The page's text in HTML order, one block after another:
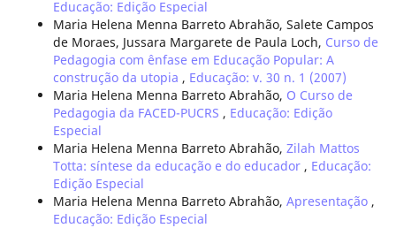
Educação: Edição Especial
Maria Helena Menna Barreto Abrahão, Salete Campos
de Moraes, Jussara Margarete de Paula Loch, Curso de
Pedagogia com ênfase em Educação Popular: A
construção da utopia , Educação: v. 30 n. 1 (2007)
Maria Helena Menna Barreto Abrahão, O Curso de
Pedagogia da FACED-PUCRS , Educação: Edição
Especial
Maria Helena Menna Barreto Abrahão, Zilah Mattos
Totta: síntese da educação e do educador , Educação:
Edição Especial
Maria Helena Menna Barreto Abrahão, Apresentação ,
Educação: Edição Especial